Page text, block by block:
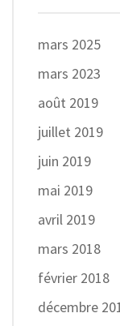
mars 2025
mars 2023
août 2019
juillet 2019
juin 2019
mai 2019
avril 2019
mars 2018
février 2018
décembre